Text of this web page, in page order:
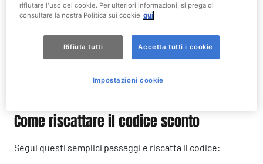
Come riscattare il codice sconto
Segui questi semplici passaggi e riscatta il codice:
rifiutare l'uso dei cookie. Per ulteriori informazioni, si prega di
consultare la nostra Politica sui cookie qui
Rifiuta tutti Accetta tutti i cookie
Impostazioni cookie